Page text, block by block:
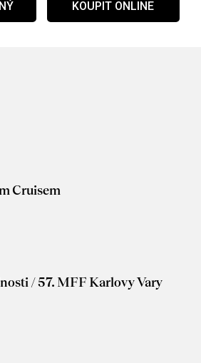
KOUPIT ONLINE
Cruisem
/ 57. MFF Karlovy Vary